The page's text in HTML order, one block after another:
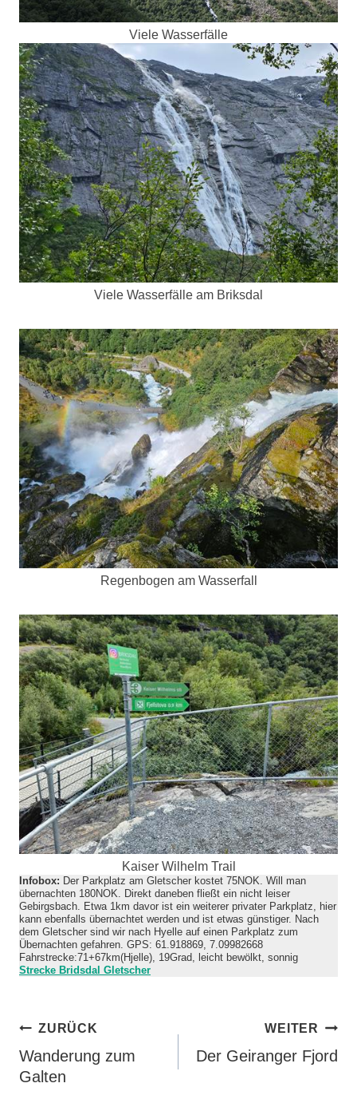
Viele Wasserfälle
Viele Wasserfälle am Briksdal
Regenbogen am Wasserfall
Kaiser Wilhelm Trail
Infobox: Der Parkplatz am Gletscher kostet 75NOK. Will man
übernachten 180NOK. Direkt daneben fließt ein nicht leiser
Gebirgsbach. Etwa 1km davor ist ein weiterer privater Parkplatz, hier
kann ebenfalls übernachtet werden und ist etwas günstiger. Nach
dem Gletscher sind wir nach Hyelle auf einen Parkplatz zum
Übernachten gefahren. GPS: 61.918869, 7.09982668
Fahrstrecke:71+67km(Hjelle), 19Grad, leicht bewölkt, sonnig
Strecke Bridsdal Gletscher
Beitragsnavigation
ZURÜCK
Wanderung zum
Galten
WEITER
Der Geiranger Fjord